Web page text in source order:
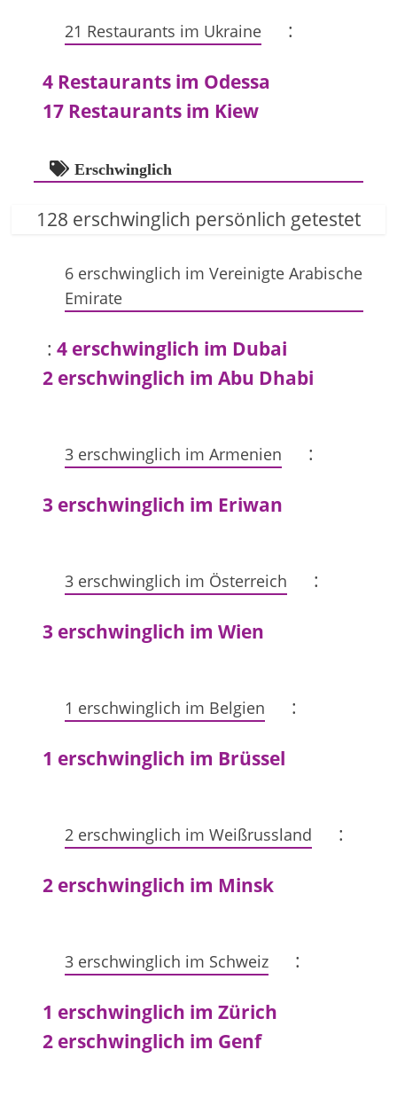
21 Restaurants im Ukraine :
4 Restaurants im Odessa
17 Restaurants im Kiew
Erschwinglich
128 erschwinglich persönlich getestet
6 erschwinglich im Vereinigte Arabische
Emirate
:4 erschwinglich im Dubai
2 erschwinglich im Abu Dhabi
3 erschwinglich im Armenien :
3 erschwinglich im Eriwan
3 erschwinglich im Österreich :
3 erschwinglich im Wien
1 erschwinglich im Belgien :
1 erschwinglich im Brüssel
2 erschwinglich im Weißrussland :
2 erschwinglich im Minsk
3 erschwinglich im Schweiz :
1 erschwinglich im Zürich
2 erschwinglich im Genf